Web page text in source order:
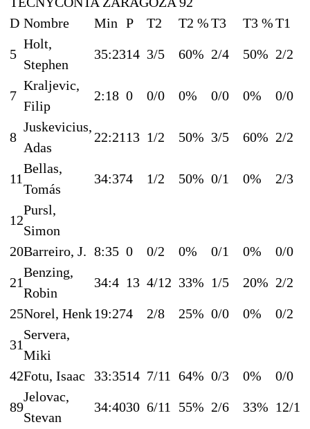
D Nombre Min P T2 T2 %T3 T3 %T1
5
Holt,
Stephen
35:2314 3/5 60% 2/4 50% 2/2
7
Kraljevic,
Filip
2:18 0 0/0 0% 0/0 0% 0/0
8
Juskevicius,
Adas
22:2113 1/2 50% 3/5 60% 2/2
11
Bellas,
Tomás
34:374 1/2 50% 0/1 0% 2/3
12
Pursl,
Simon
20Barreiro, J. 8:35 0 0/2 0% 0/1 0% 0/0
21
Benzing,
Robin
34:4 13 4/12 33% 1/5 20% 2/2
25Norel, Henk19:274 2/8 25% 0/0 0% 0/2
31
Servera,
Miki
42Fotu, Isaac 33:3514 7/11 64% 0/3 0% 0/0
89
Jelovac,
Stevan
34:4030 6/11 55% 2/6 33% 12/14